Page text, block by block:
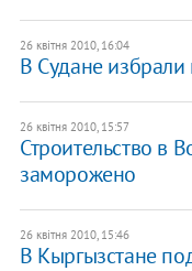
26 квітня 2010, 16:04
В Судане избрали
26 квітня 2010, 15:57
Строительство в
заморожено
26 квітня 2010, 15:46
В Кыргызстане